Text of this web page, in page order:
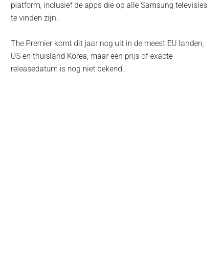
platform, inclusief de apps die op alle Samsung televisies
te vinden zijn.
The Premier komt dit jaar nog uit in de meest EU landen,
US en thuisland Korea, maar een prijs of exacte
releasedatum is nog niet bekend..